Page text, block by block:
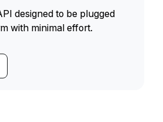
designed to be plugged
with minimal effort.